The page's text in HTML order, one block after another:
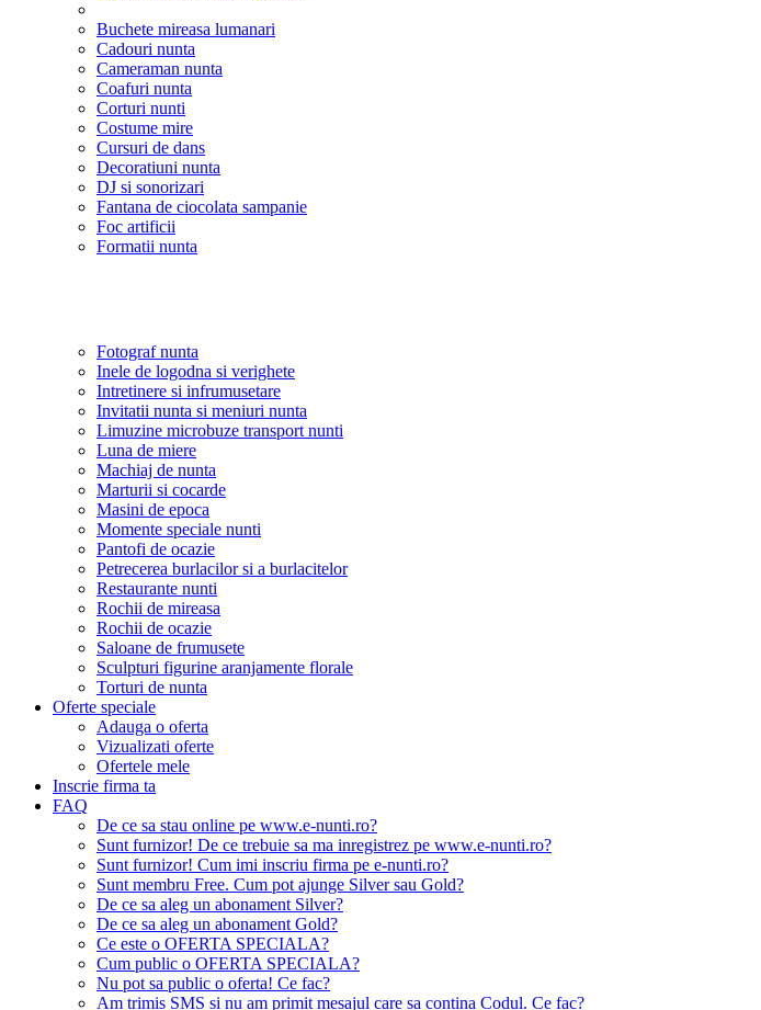
Buchete mireasa lumanari
Cadouri nunta
Cameraman nunta
Coafuri nunta
Corturi nunti
Costume mire
Cursuri de dans
Decoratiuni nunta
DJ si sonorizari
Fantana de ciocolata sampanie
Foc artificii
Formatii nunta
Fotograf nunta
Inele de logodna si verighete
Intretinere si infrumusetare
Invitatii nunta si meniuri nunta
Limuzine microbuze transport nunti
Luna de miere
Machiaj de nunta
Marturii si cocarde
Masini de epoca
Momente speciale nunti
Pantofi de ocazie
Petrecerea burlacilor si a burlacitelor
Restaurante nunti
Rochii de mireasa
Rochii de ocazie
Saloane de frumusete
Sculpturi figurine aranjamente florale
Torturi de nunta
Oferte speciale
Adauga o oferta
Vizualizati oferte
Ofertele mele
Inscrie firma ta
FAQ
De ce sa stau online pe www.e-nunti.ro?
Sunt furnizor! De ce trebuie sa ma inregistrez pe www.e-nunti.ro?
Sunt furnizor! Cum imi inscriu firma pe e-nunti.ro?
Sunt membru Free. Cum pot ajunge Silver sau Gold?
De ce sa aleg un abonament Silver?
De ce sa aleg un abonament Gold?
Ce este o OFERTA SPECIALA?
Cum public o OFERTA SPECIALA?
Nu pot sa public o oferta! Ce fac?
Am trimis SMS si nu am primit mesajul care sa contina Codul. Ce fac?